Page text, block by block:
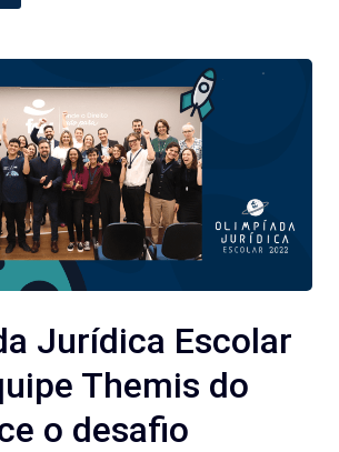
Jurídica Escolar
Themis do
o desafio